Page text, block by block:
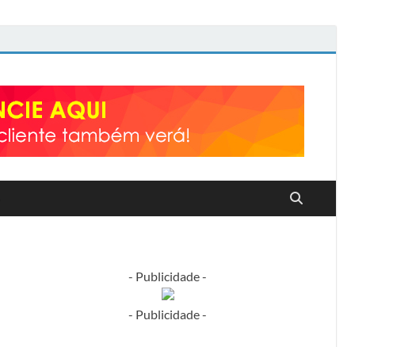
- Publicidade -
- Publicidade -